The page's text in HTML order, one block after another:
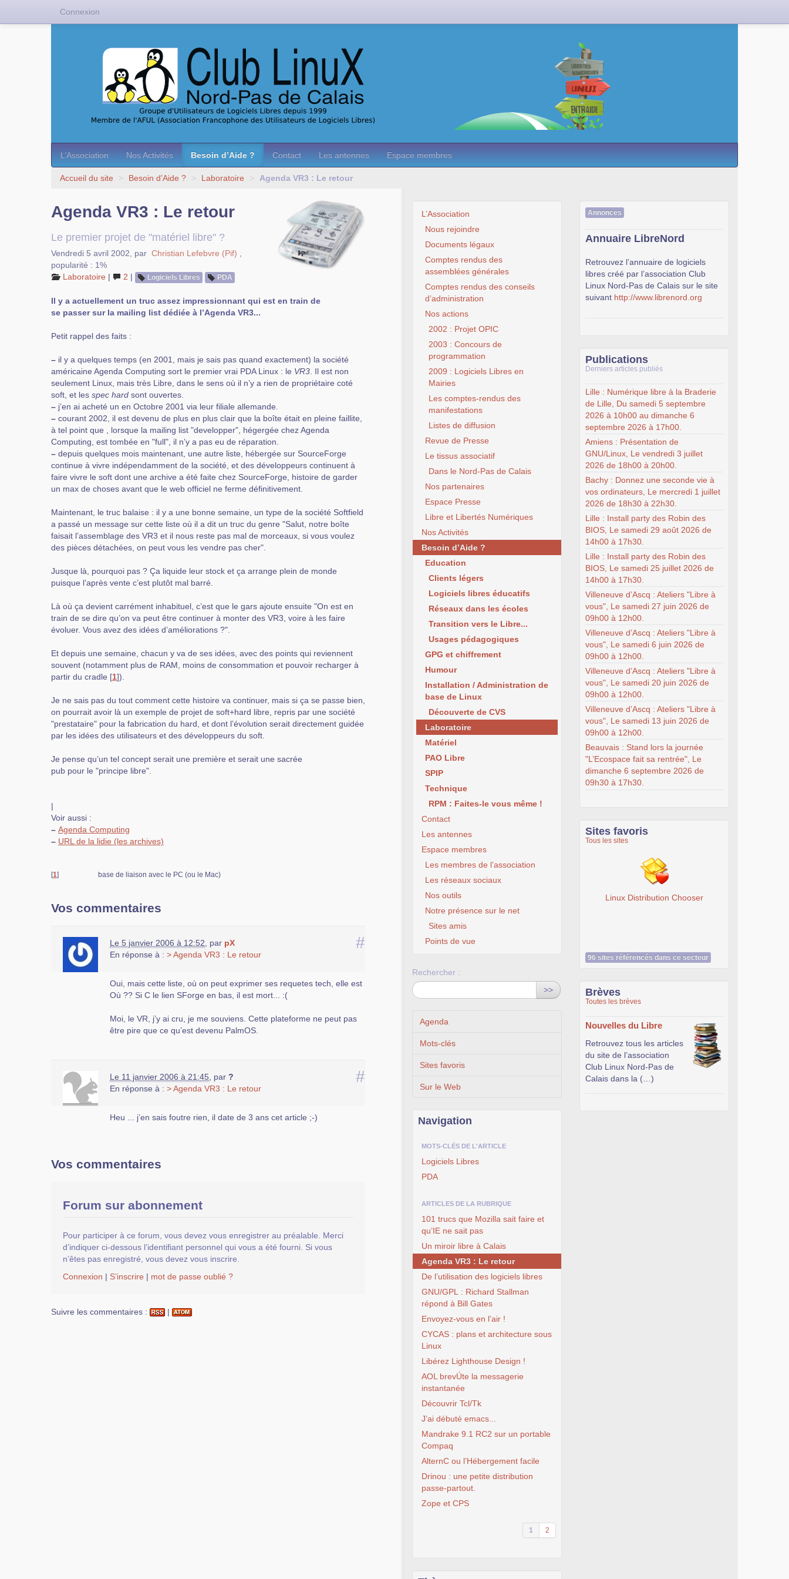
L’Association Nos Activités Besoin d’Aide ? Contact Les antennes Espace membres
Accueil du site > Besoin d’Aide ? > Laboratoire > Agenda VR3 : Le retour
Agenda VR3 : Le retour
Le premier projet de "matériel libre" ?
Vendredi 5 avril 2002 par Christian Lefebvre (Pif)
popularité : 1%
Laboratoire | 2 | Logiciels Libres PDA
Il y a actuellement un truc assez impressionnant qui est en train de
se passer sur la mailing list dédiée à l’Agenda VR3...
Petit rappel des faits :
– il y a quelques temps (en 2001, mais je sais pas quand exactement) la société
américaine Agenda Computing sort le premier vrai PDA Linux : le VR3 . Il est non
seulement Linux, mais très Libre, dans le sens où il n’y a rien de propriétaire coté
soft, et les spec hard sont ouvertes.
– j’en ai acheté un en Octobre 2001 via leur filiale allemande.
– courant 2002, il est devenu de plus en plus clair que la boîte était en pleine faillite,
à tel point que , lorsque la mailing list "developper", hégergée chez Agenda
Computing, est tombée en "full", il n’y a pas eu de réparation.
– depuis quelques mois maintenant, une autre liste, hébergée sur SourceForge
continue à vivre indépendamment de la société, et des développeurs continuent à
faire vivre le soft dont une archive a été faite chez SourceForge, histoire de garder
un max de choses avant que le web officiel ne ferme définitivement.
Maintenant, le truc balaise : il y a une bonne semaine, un type de la société Softfield
a passé un message sur cette liste où il a dit un truc du genre "Salut, notre boîte
faisait l’assemblage des VR3 et il nous reste pas mal de morceaux, si vous voulez
des pièces détachées, on peut vous les vendre pas cher".
Jusque là, pourquoi pas ? Ça liquide leur stock et ça arrange plein de monde
puisque l’après vente c’est plutôt mal barré.
Là où ça devient carrément inhabituel, c’est que le gars ajoute ensuite "On est en
train de se dire qu’on va peut être continuer à monter des VR3, voire à les faire
évoluer. Vous avez des idées d’améliorations ?".
Et depuis une semaine, chacun y va de ses idées, avec des points qui reviennent
souvent (notamment plus de RAM, moins de consommation et pouvoir recharger à
partir du cradle [1]).
Je ne sais pas du tout comment cette histoire va continuer, mais si ça se passe bien,
on pourrait avoir là un exemple de projet de soft+hard libre, repris par une société
"prestataire" pour la fabrication du hard, et dont l’évolution serait directement guidée
par les idées des utilisateurs et des développeurs du soft.
Je pense qu’un tel concept serait une première et serait une sacrée
pub pour le "principe libre".
|
Voir aussi :
– Agenda Computing
– URL de la lidie (les archives)
[1] base de liaison avec le PC (ou le Mac)
Vos commentaires
#
Le 5 janvier 2006 à 12:52 par pX
En réponse à : > Agenda VR3 : Le retour
Oui, mais cette liste, où on peut exprimer ses requetes tech, elle est
Où ?? Si C le lien SForge en bas, il est mort... :(
Moi, le VR, j’y ai cru, je me souviens. Cette plateforme ne peut pas
être pire que ce qu’est devenu PalmOS.
#
Le 11 janvier 2006 à 21:45 par ?
En réponse à : > Agenda VR3 : Le retour
Heu ... j’en sais foutre rien, il date de 3 ans cet article ;-)
Vos commentaires
Forum sur abonnement
Pour participer à ce forum, vous devez vous enregistrer au préalable. Merci
d’indiquer ci-dessous l’identifiant personnel qui vous a été fourni. Si vous
n’êtes pas enregistré, vous devez vous inscrire.
Connexion | S’inscrire | mot de passe oublié ?
Suivre les commentaires : |
L’Association
Nous rejoindre
Documents légaux
Comptes rendus des
assemblées générales
Comptes rendus des conseils
d’administration
Nos actions
2002 : Projet OPIC
2003 : Concours de
programmation
2009 : Logiciels Libres en
Mairies
Les comptes-rendus des
manifestations
Listes de diffusion
Revue de Presse
Le tissus associatif
Dans le Nord-Pas de Calais
Nos partenaires
Espace Presse
Libre et Libertés Numériques
Nos Activités
Besoin d’Aide ?
Education
Clients légers
Logiciels libres éducatifs
Réseaux dans les écoles
Transition vers le Libre...
Usages pédagogiques
GPG et chiffrement
Humour
Installation / Administration de
base de Linux
Découverte de CVS
Laboratoire
Matériel
PAO Libre
SPIP
Technique
RPM : Faites-le vous même !
Contact
Les antennes
Espace membres
Les membres de l’association
Les réseaux sociaux
Nos outils
Notre présence sur le net
Sites amis
Points de vue
Rechercher :
>>
Agenda
Mots-clés
Sites favoris
Sur le Web
Navigation
MOTS-CLÉS DE L'ARTICLE
Logiciels Libres
PDA
ARTICLES DE LA RUBRIQUE
101 trucs que Mozilla sait faire et
qu’IE ne sait pas
Un miroir libre à Calais
Agenda VR3 : Le retour
De l’utilisation des logiciels libres
GNU/GPL : Richard Stallman
répond à Bill Gates
Envoyez-vous en l’air !
CYCAS : plans et architecture sous
Linux
Libérez Lighthouse Design !
AOL brevÚte la messagerie
instantanée
Découvrir Tcl/Tk
J’ai débuté emacs...
Mandrake 9.1 RC2 sur un portable
Compaq
AlternC ou l’Hébergement facile
Drinou : une petite distribution
passe-partout.
Zope et CPS
1 2
Annonces
Annuaire LibreNord
Retrouvez l’annuaire de logiciels
libres créé par l’association Club
Linux Nord-Pas de Calais sur le site
suivant http://www.librenord.org
Publications
Derniers articles publiés
Lille : Numérique libre à la Braderie
de Lille, Du samedi 5 septembre
2026 à 10h00 au dimanche 6
septembre 2026 à 17h00.
Amiens : Présentation de
GNU/Linux, Le vendredi 3 juillet
2026 de 18h00 à 20h00.
Bachy : Donnez une seconde vie à
vos ordinateurs, Le mercredi 1 juillet
2026 de 18h30 à 22h30.
Lille : Install party des Robin des
BIOS, Le samedi 29 août 2026 de
14h00 à 17h30.
Lille : Install party des Robin des
BIOS, Le samedi 25 juillet 2026 de
14h00 à 17h30.
Villeneuve d’Ascq : Ateliers "Libre à
vous", Le samedi 27 juin 2026 de
09h00 à 12h00.
Villeneuve d’Ascq : Ateliers "Libre à
vous", Le samedi 6 juin 2026 de
09h00 à 12h00.
Villeneuve d’Ascq : Ateliers "Libre à
vous", Le samedi 20 juin 2026 de
09h00 à 12h00.
Villeneuve d’Ascq : Ateliers "Libre à
vous", Le samedi 13 juin 2026 de
09h00 à 12h00.
Beauvais : Stand lors la journée
"L’Ecospace fait sa rentrée", Le
dimanche 6 septembre 2026 de
09h30 à 17h30.
Sites favoris
Tous les sites
Linux Distribution Chooser
96 sites référencés dans ce secteur
Brèves
Toutes les brèves
Nouvelles du Libre
Retrouvez tous les articles
du site de l’association
Club Linux Nord-Pas de
Calais dans la (…)
Connexion